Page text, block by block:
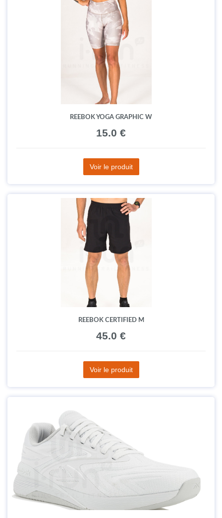
REEBOK YOGA GRAPHIC W
15.0 €
Voir le produit
REEBOK CERTIFIED M
45.0 €
Voir le produit